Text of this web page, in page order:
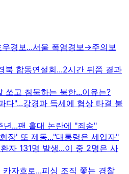
경보...서울 폭염경보→주의보
북 합동연설회...2시간 뒤쯤 결과
쏘고 침묵하는 북한...이유는?
다"...강경파 득세에 협상 타결 불
년...팬 홀대 논란에 "죄송"
장' 또 제동..."대통령은 세입자"
자 131명 발생...이 중 2명은 사
자흐로...피싱 조직 쫓는 경찰